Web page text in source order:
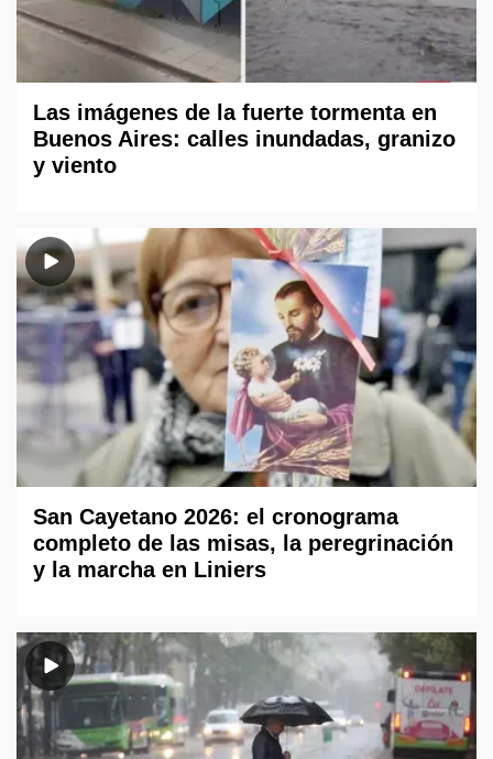
Las imágenes de la fuerte tormenta en
Buenos Aires: calles inundadas, granizo
y viento
San Cayetano 2026: el cronograma
completo de las misas, la peregrinación
y la marcha en Liniers